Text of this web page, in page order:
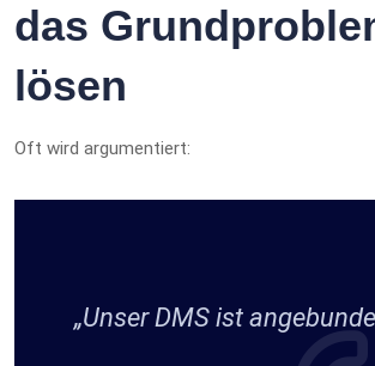
das
lösen
Oft wird argumentiert:
„Unser DMS ist